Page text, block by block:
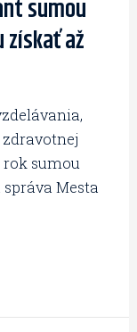
sumou
až
sumou
Mesta